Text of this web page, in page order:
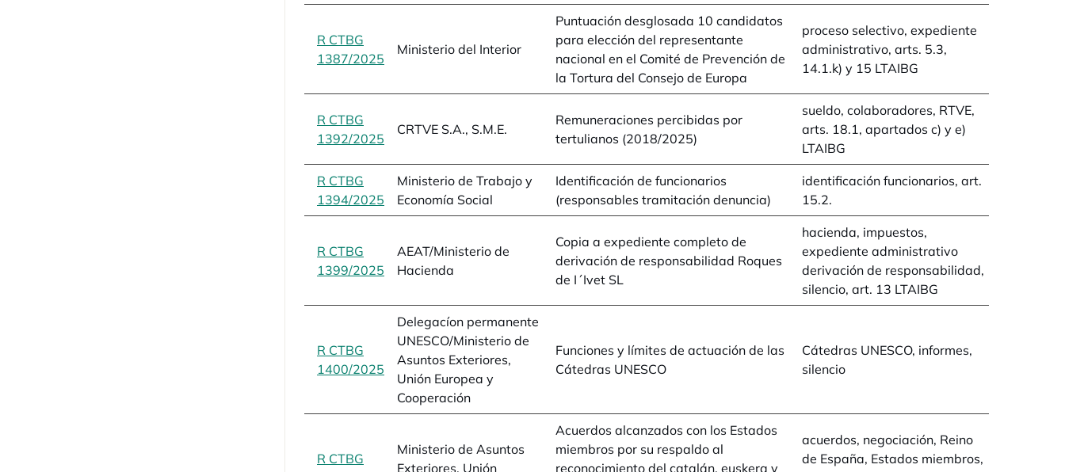
R CTBG
1387/2025 se abre en una pestaña nueva
Ministerio del Interior
Puntuación desglosada 10 candidatos
para elección del representante
nacional en el Comité de Prevención de
la Tortura del Consejo de Europa
proceso selectivo, expediente
administrativo, arts. 5.3,
14.1.k) y 15 LTAIBG
R CTBG
1392/2025 se abre en una pestaña nueva
CRTVE S.A., S.M.E.
Remuneraciones percibidas por
tertulianos (2018/2025)
sueldo, colaboradores, RTVE,
arts. 18.1, apartados c) y e)
LTAIBG
R CTBG
1394/2025 se abre en una pestaña nueva
Ministerio de Trabajo y
Economía Social
Identificación de funcionarios
(responsables tramitación denuncia)
identificación funcionarios, art.
15.2.
R CTBG
1399/2025 se abre en una pestaña nueva
AEAT/Ministerio de
Hacienda
Copia a expediente completo de
derivación de responsabilidad Roques
de I´Ivet SL
hacienda, impuestos,
expediente administrativo
derivación de responsabilidad,
silencio, art. 13 LTAIBG
R CTBG
1400/2025 se abre en una pestaña nueva
Delegacíon permanente
UNESCO/Ministerio de
Asuntos Exteriores,
Unión Europea y
Cooperación
Funciones y límites de actuación de las
Cátedras UNESCO
Cátedras UNESCO, informes,
silencio
R CTBG
Ministerio de Asuntos
Exteriores, Unión
Acuerdos alcanzados con los Estados
miembros por su respaldo al
reconocimiento del catalán, euskera y
acuerdos, negociación, Reino
de España, Estados miembros,